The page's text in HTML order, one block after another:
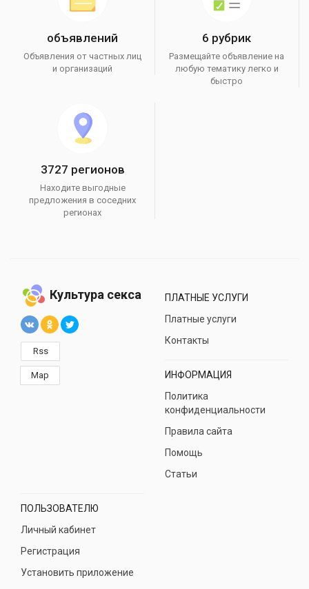
объявлений
Объявления от частных лиц
и организаций
6 рубрик
Размещайте объявление на
любую тематику легко и
быстро
3727 регионов
Находите выгодные
предложения в соседних
регионах
Культура секса
Rss
Map
ПЛАТНЫЕ УСЛУГИ
Платные услуги
Контакты
ИНФОРМАЦИЯ
Политика
конфиденциальности
Правила сайта
Помощь
Статьи
ПОЛЬЗОВАТЕЛЮ
Личный кабинет
Регистрация
Установить приложение